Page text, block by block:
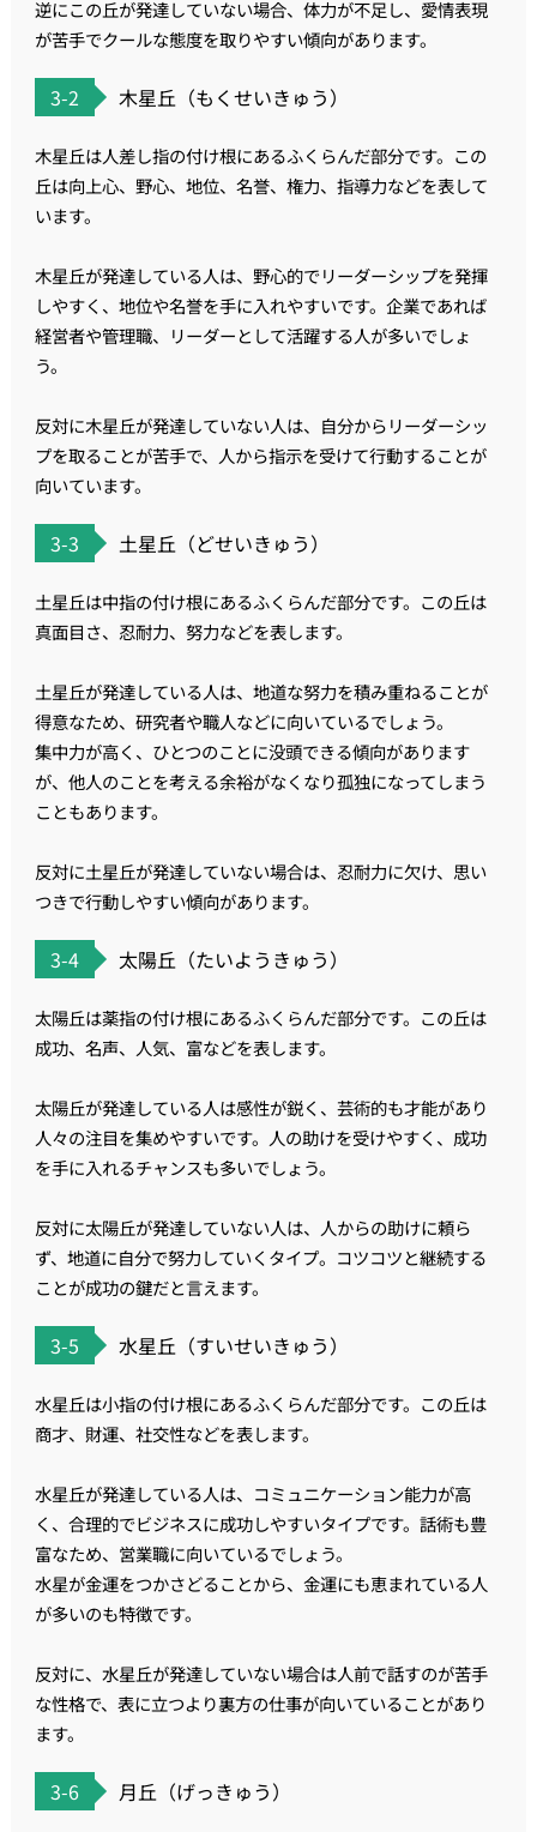
逆にこの丘が発達していない場合、体力が不足し、愛情表現
が苦手でクールな態度を取りやすい傾向があります。
3-2 木星丘（もくせいきゅう）
木星丘は人差し指の付け根にあるふくらんだ部分です。この
丘は向上心、野心、地位、名誉、権力、指導力などを表して
います。
木星丘が発達している人は、野心的でリーダーシップを発揮
しやすく、地位や名誉を手に入れやすいです。企業であれば
経営者や管理職、リーダーとして活躍する人が多いでしょ
う。
反対に木星丘が発達していない人は、自分からリーダーシッ
プを取ることが苦手で、人から指示を受けて行動することが
向いています。
3-3 土星丘（どせいきゅう）
土星丘は中指の付け根にあるふくらんだ部分です。この丘は
真面目さ、忍耐力、努力などを表します。
土星丘が発達している人は、地道な努力を積み重ねることが
得意なため、研究者や職人などに向いているでしょう。
集中力が高く、ひとつのことに没頭できる傾向があります
が、他人のことを考える余裕がなくなり孤独になってしまう
こともあります。
反対に土星丘が発達していない場合は、忍耐力に欠け、思い
つきで行動しやすい傾向があります。
3-4 太陽丘（たいようきゅう）
太陽丘は薬指の付け根にあるふくらんだ部分です。この丘は
成功、名声、人気、富などを表します。
太陽丘が発達している人は感性が鋭く、芸術的も才能があり
人々の注目を集めやすいです。人の助けを受けやすく、成功
を手に入れるチャンスも多いでしょう。
反対に太陽丘が発達していない人は、人からの助けに頼ら
ず、地道に自分で努力していくタイプ。コツコツと継続する
ことが成功の鍵だと言えます。
3-5 水星丘（すいせいきゅう）
水星丘は小指の付け根にあるふくらんだ部分です。この丘は
商才、財運、社交性などを表します。
水星丘が発達している人は、コミュニケーション能力が高
く、合理的でビジネスに成功しやすいタイプです。話術も豊
富なため、営業職に向いているでしょう。
水星が金運をつかさどることから、金運にも恵まれている人
が多いのも特徴です。
反対に、水星丘が発達していない場合は人前で話すのが苦手
な性格で、表に立つより裏方の仕事が向いていることがあり
ます。
3-6 月丘（げっきゅう）